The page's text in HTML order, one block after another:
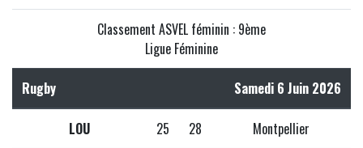
Classement ASVEL féminin : 9ème
Ligue Féminine
Rugby Samedi 6 Juin 2026
LOU 25 28 Montpellier